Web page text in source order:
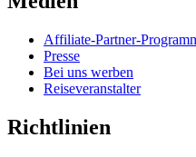
Affiliate-Partner-
Presse
Bei uns werben
Reiseveranstalter
Richtlinien